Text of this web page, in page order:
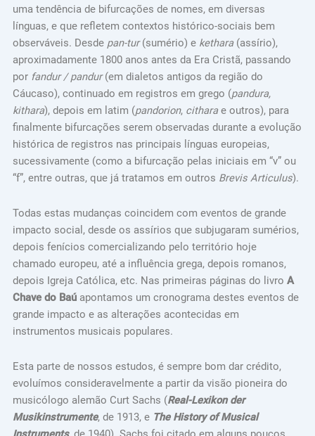
uma tendência de bifurcações de nomes, em diversas
línguas, e que refletem contextos histórico-sociais bem
observáveis. Desde pan-tur(sumério) e kethara(assírio),
aproximadamente 1800 anos antes da Era Cristã, passando
por fandur / pandur(em dialetos antigos da região do
Cáucaso), continuado em registros em grego (pandura,
kithara), depois em latim (pandorion, citharae outros), para
finalmente bifurcações serem observadas durante a evolução
histórica de registros nas principais línguas europeias,
sucessivamente (como a bifurcação pelas iniciais em “v” ou
“f”, entre outras, que já tratamos em outros Brevis Articulus).
Todas estas mudanças coincidem com eventos de grande
impacto social, desde os assírios que subjugaram sumérios,
depois fenícios comercializando pelo território hoje
chamado europeu, até a influência grega, depois romanos,
depois Igreja Católica, etc. Nas primeiras páginas do livro A
Chave do Baúapontamos um cronograma destes eventos de
grande impacto e as alterações acontecidas em
instrumentos musicais populares.
Esta parte de nossos estudos, é sempre bom dar crédito,
evoluímos consideravelmente a partir da visão pioneira do
musicólogo alemão Curt Sachs (Real-Lexikon der
Musikinstrumente, de 1913, e The History of Musical